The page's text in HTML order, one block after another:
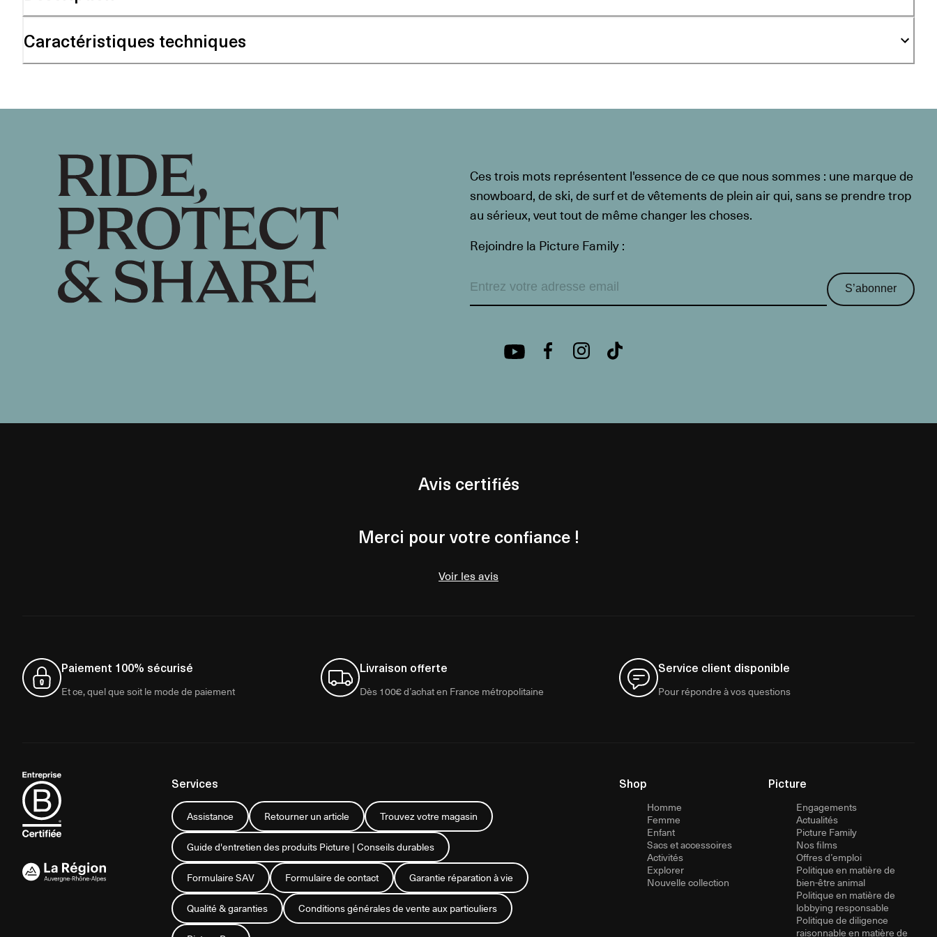
Caractéristiques techniques
Ces trois mots représentent l'essence de ce que nous sommes : une marque de
snowboard, de ski, de surf et de vêtements de plein air qui, sans se prendre trop
au sérieux, veut tout de même changer les choses.
Rejoindre la Picture Family :
S’abonner
Avis certifiés
Merci pour votre confiance !
Voir les avis
Paiement 100% sécurisé
Et ce, quel que soit le mode de paiement
Livraison offerte
Dès 100€ d’achat en France métropolitaine
Service client disponible
Pour répondre à vos questions
Services
Assistance Retourner un article Trouvez votre magasin
Guide d'entretien des produits Picture | Conseils durables
Formulaire SAV Formulaire de contact Garantie réparation à vie
Qualité & garanties Conditions générales de vente aux particuliers
Shop
Homme
Femme
Enfant
Sacs et accessoires
Activités
Explorer
Nouvelle collection
Picture
Engagements
Actualités
Picture Family
Nos films
Offres d’emploi
Politique en matière de
bien-être animal
Politique en matière de
lobbying responsable
Politique de diligence
raisonnable en matière de